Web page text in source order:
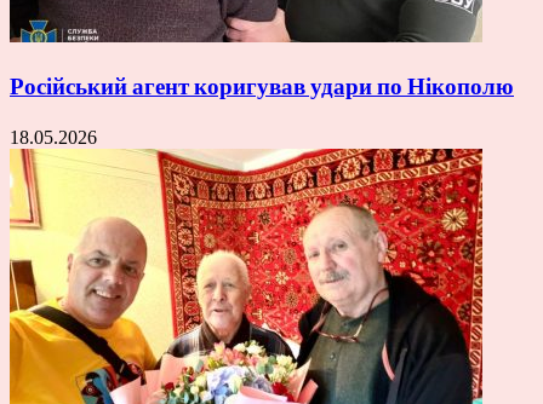
Російський агент коригував удари по Нікополю
18.05.2026